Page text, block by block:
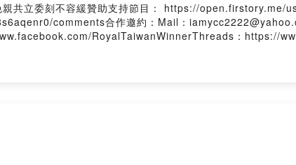
共立委刻不容緩贊助支持節目： https://open.firstory.me/
comments合作邀約：Mail：
RoyalTaiwanWinnerThreads：https://